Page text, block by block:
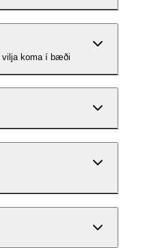
vilja koma í bæði